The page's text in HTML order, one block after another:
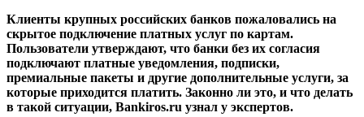
Клиенты крупных российских банков пожаловались на
скрытое подключение платных услуг по картам.
Пользователи утверждают, что банки без их согласия
подключают платные уведомления, подписки,
премиальные пакеты и другие дополнительные услуги, за
которые приходится платить. Законно ли это, и что делать
в такой ситуации, Bankiros.ru узнал у экспертов.